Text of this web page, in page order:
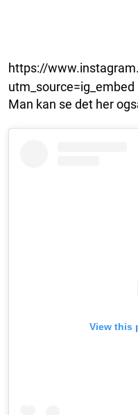
https://
utm_source=ig_embed
Man kan se det her
View this